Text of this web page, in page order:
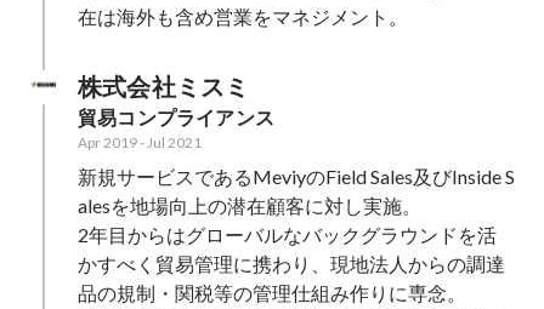
在は海外も含め営業をマネジメント。
株式会社ミスミ
貿易コンプライアンス
Apr 2019-Jul 2021
新規サービスであるMeviyのField Sales及びInside S
alesを地場向上の潜在顧客に対し実施。
2年目からはグローバルなバックグラウンドを活
かすべく貿易管理に携わり、現地法人からの調達
品の規制・関税等の管理仕組み作りに専念。